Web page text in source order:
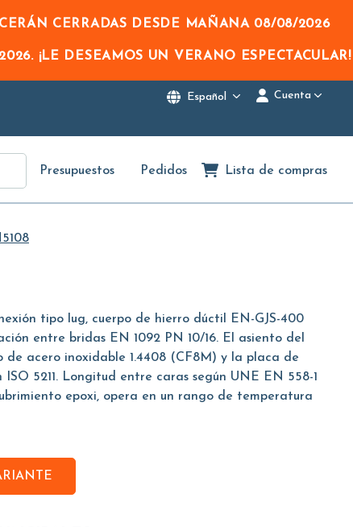
CERRADAS DESDE MAÑANA 08/08/2026
. ¡LE DESEAMOS UN VERANO ESPECTACULAR!
Español Cuenta
Presupuestos Pedidos Lista de compras
tipo lug, cuerpo de hierro dúctil EN-GJS-400
entre bridas EN 1092 PN 10/16. El asiento del
de acero inoxidable 1.4408 (CF8M) y la placa de
5211. Longitud entre caras según UNE EN 558-1
epoxi, opera en un rango de temperatura